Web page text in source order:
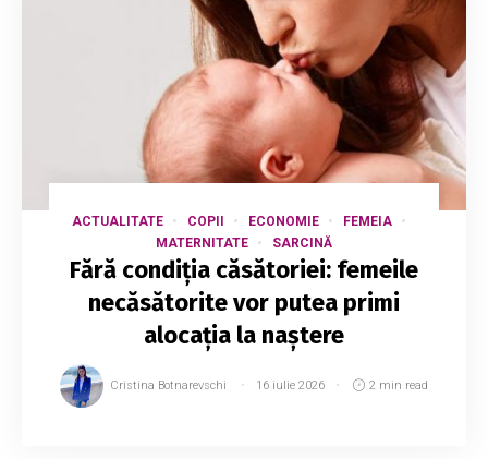
ACTUALITATE COPII ECONOMIE
FEMEIA
MATERNITATE
SARCINĂ
Fără condiția căsătoriei: femeile
necăsătorite vor putea primi
alocația la naștere
Cristina Botnarevschi 16 iulie 2026 2 min read